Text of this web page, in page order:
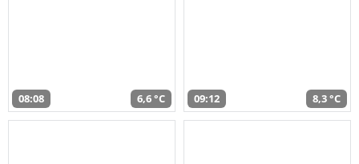
08:08 6,6 °C 09:12 8,3 °C